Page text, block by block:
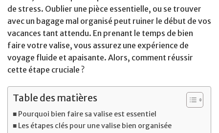
de stress. Oublier une pièce essentielle, ou se trouver
avec un bagage mal organisé peut ruiner le début de vos
vacances tant attendu. En prenant le temps de bien
faire votre valise, vous assurez une expérience de
voyage fluide et apaisante. Alors, comment réussir
cette étape cruciale ?
Table des matières
Pourquoi bien faire sa valise est essentiel
Les étapes clés pour une valise bien organisée